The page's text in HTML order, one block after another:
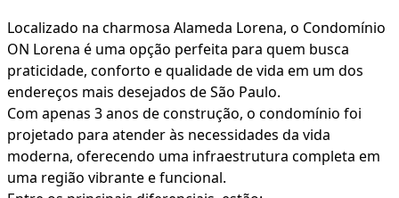
Localizado na charmosa Alameda Lorena, o Condomínio
ON Lorena é uma opção perfeita para quem busca
praticidade, conforto e qualidade de vida em um dos
endereços mais desejados de São Paulo.
Com apenas 3 anos de construção, o condomínio foi
projetado para atender às necessidades da vida
moderna, oferecendo uma infraestrutura completa em
uma região vibrante e funcional.